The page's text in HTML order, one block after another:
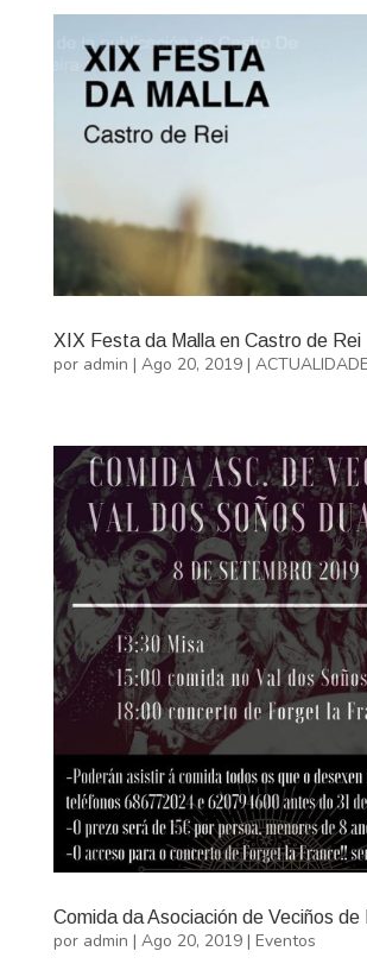
XIX Festa da Malla en Castro de Rei
por admin | Ago 20, 2019| ACTUALIDADE
Comida da Asociación de Veciños de
por admin | Ago 20, 2019| Eventos